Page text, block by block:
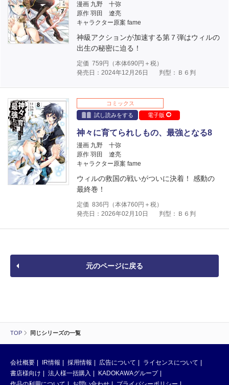
TOP 同じシリーズの一覧
漫画 九野 十弥
原作 羽田 遼亮
キャラクター原案 fame
神級アクションが加速する第７弾はウィルの
出生の秘密に迫る！
定価 759 円（本体690円＋税）
発売日：2024年12月26日
判型：Ｂ６判
コミックス
試し読みをする
電子版
神々に育てられしもの、最強となる8
漫画 九野 十弥
原作 羽田 遼亮
キャラクター原案 fame
ウィルの救国の戦いがついに決着！ 感動の
最終巻！
定価 836 円（本体760円＋税）
発売日：2026年02月10日
判型：Ｂ６判
元のページに戻る
会社概要 IR情報 採用情報 広告について
ライセンスについて
書店様向け
法人様一括購入
KADOKAWAグループ